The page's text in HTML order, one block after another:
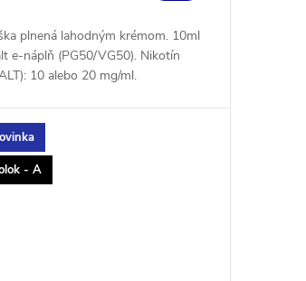
plnená lahodným krémom. 10ml
e-náplň (PG50/VG50). Nikotín
10 alebo 20 mg/ml.
- A